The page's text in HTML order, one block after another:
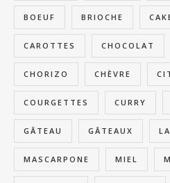
BOEUF BRIOCHE
CAROTTES CHOCOLAT
CHORIZO CHÈVRE
COURGETTES CURRY
GÂTEAU GÂTEAUX
MASCARPONE MIEL